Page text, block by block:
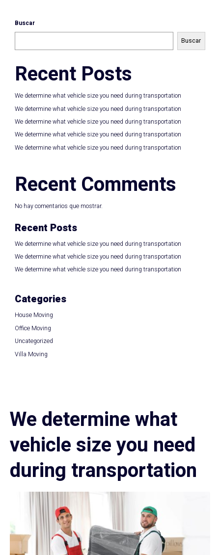
Buscar
Buscar
Recent Posts
We determine what vehicle size you need during transportation
We determine what vehicle size you need during transportation
We determine what vehicle size you need during transportation
We determine what vehicle size you need during transportation
We determine what vehicle size you need during transportation
Recent Comments
No hay comentarios que mostrar.
Recent Posts
We determine what vehicle size you need during transportation
We determine what vehicle size you need during transportation
We determine what vehicle size you need during transportation
Categories
House Moving
Office Moving
Uncategorized
Villa Moving
We determine what
vehicle size you need
during transportation